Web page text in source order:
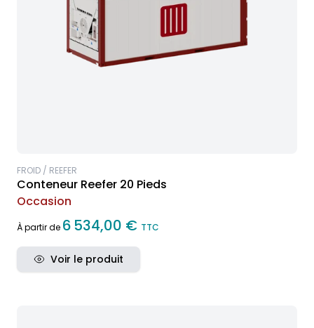
FROID / REEFER
Conteneur Reefer 20 Pieds
Occasion
À partir de 6 534,00 € TTC
Voir le produit